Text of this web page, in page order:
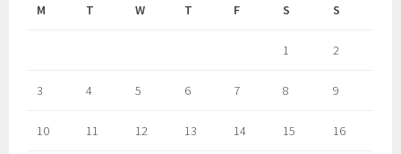
M
T W T F S S
1 2
3 4 5 6 7 8 9
10 11 12 13 14 15 16